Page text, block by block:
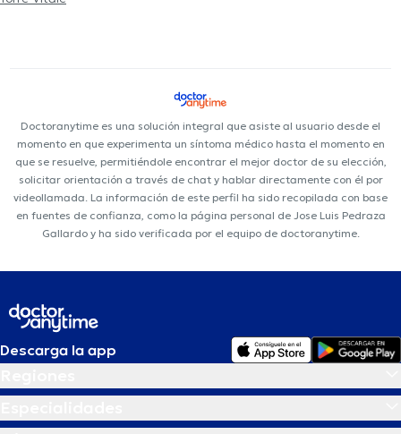
Doctoranytime es una solución integral que asiste al usuario desde el
momento en que experimenta un síntoma médico hasta el momento en
que se resuelve, permitiéndole encontrar el mejor doctor de su elección,
solicitar orientación a través de chat y hablar directamente con él por
videollamada. La información de este perfil ha sido recopilada con base
en fuentes de confianza, como la página personal de Jose Luis Pedraza
Gallardo y ha sido verificada por el equipo de doctoranytime.
Descarga la app